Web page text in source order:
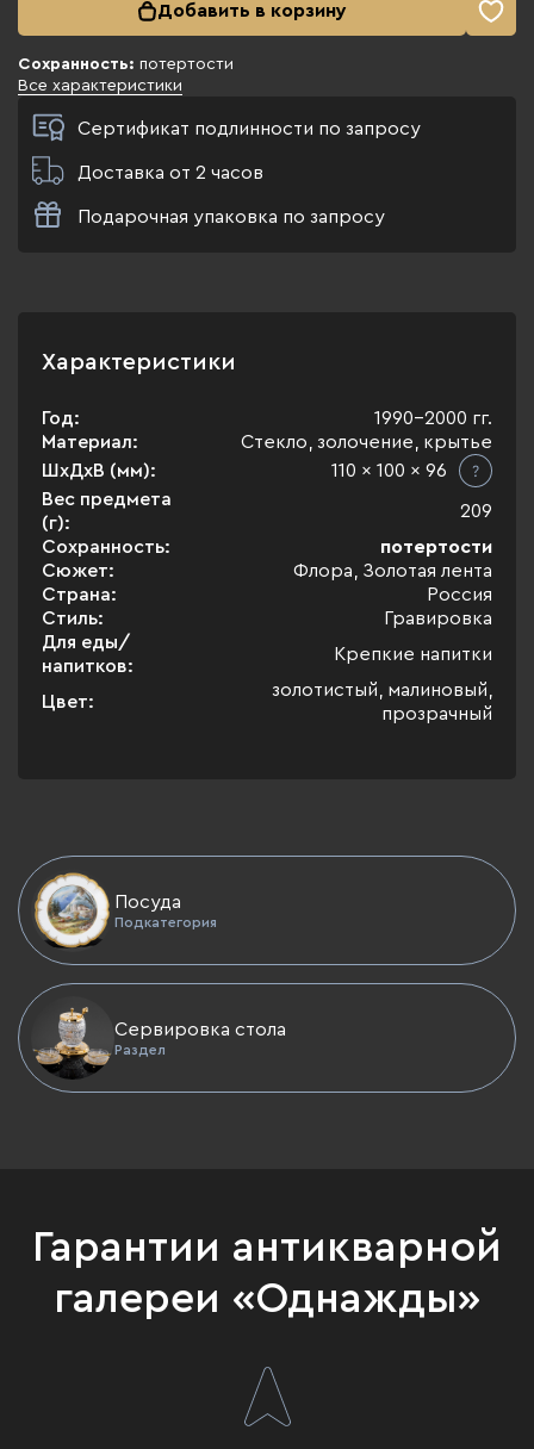
Добавить в корзину
Сохранность: потертости
Все характеристики
Сертификат подлинности по запросу
Доставка от 2 часов
Подарочная упаковка по запросу
Характеристики
Год:
1990-2000 гг.
Материал:
Стекло, золочение, крытье
ШхДхВ (мм):
110 x 100 x 96
Вес предмета
(г):
209
Сохранность:
потертости
Сюжет:
Флора, Золотая лента
Страна:
Россия
Стиль:
Гравировка
Для еды/
напитков:
Крепкие напитки
Цвет:
золотистый, малиновый,
прозрачный
Посуда
Подкатегория
Сервировка стола
Раздел
Гарантии антикварной
галереи «Однажды»